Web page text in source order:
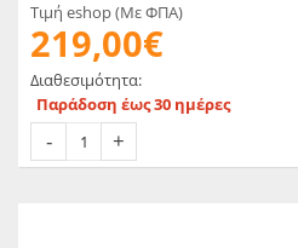
Τιμή eshop (Με ΦΠΑ)
219,00€
Διαθεσιμότητα:
Παράδοση έως 30 ημέρες